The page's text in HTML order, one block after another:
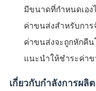
มีขนาดที่กำหนดเอง
ค่าขนส่งสำหรับการ
ค่าขนส่งจะถูกหักคื
แนะนำให้ชำระค่าข
เกี่ยวกับกำลังการผลิต